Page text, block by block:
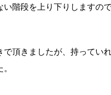
階段を上り下りしますの
頂きましたが、持ってい